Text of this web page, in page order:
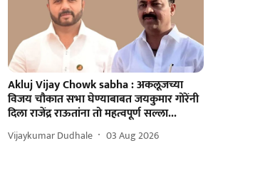
Akluj Vijay Chowk sabha : अकलूजच्या
विजय चौकात सभा घेण्याबाबत जयकुमार गोरेंनी
दिला राजेंद्र राऊतांना तो महत्वपूर्ण सल्ला...
Vijaykumar Dudhale 03 Aug 2026